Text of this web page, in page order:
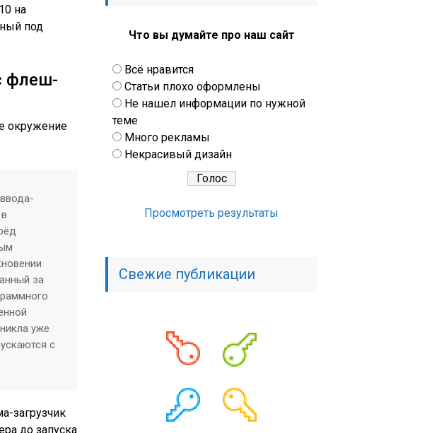
на
под
флеш-
окружение
за
уже
с
загрузчик
до запуска
Что вы думайте про наш сайт
Всё нравится
Статьи плохо оформлены
Не нашел информации по нужной
теме
Много рекламы
Некрасивый дизайн
Просмотреть результаты
Свежие публикации